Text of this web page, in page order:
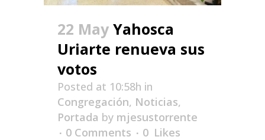
22 May Yahosca
Uriarte renueva sus
votos
Posted at 10:58h in
Congregación, Noticias,
Portada by mjesustorrente
0 Comments
0 Likes